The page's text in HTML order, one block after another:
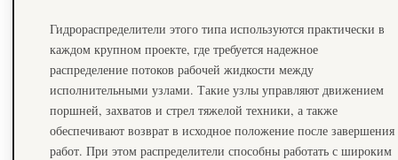
Гидрораспределители этого типа используются практически в
каждом крупном проекте, где требуется надежное
распределение потоков рабочей жидкости между
исполнительными узлами. Такие узлы управляют движением
поршней, захватов и стрел тяжелой техники, а также
обеспечивают возврат в исходное положение после завершения
работ. При этом распределители способны работать с широким